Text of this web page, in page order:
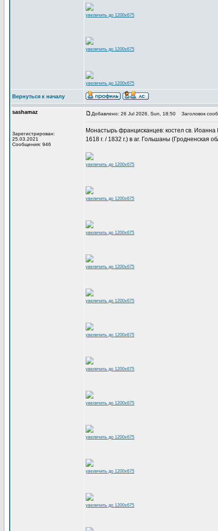
увеличить до 1200x675
увеличить до 1200x675
увеличить до 1200x675
Вернуться к началу
sashamaz
Зарегистрирован:
25.03.2021
Сообщения: 946
Добавлено: 26 Jul 2026, Sun, 18:50 Заголовок
Монастырь францисканцев: костел св. Иоанна
1618 г. / 1832 г.) в аг. Гольшаны (Гродненская
увеличить до 1200x675
увеличить до 1200x675
увеличить до 1200x675
увеличить до 1200x675
увеличить до 1200x675
увеличить до 1200x675
увеличить до 1200x675
увеличить до 1200x675
увеличить до 1200x675
увеличить до 1200x675
увеличить до 1200x675